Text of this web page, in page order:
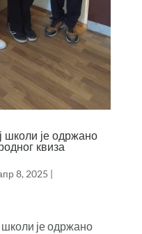
школи је одржано
квиза
8, 2025
школи је одржано